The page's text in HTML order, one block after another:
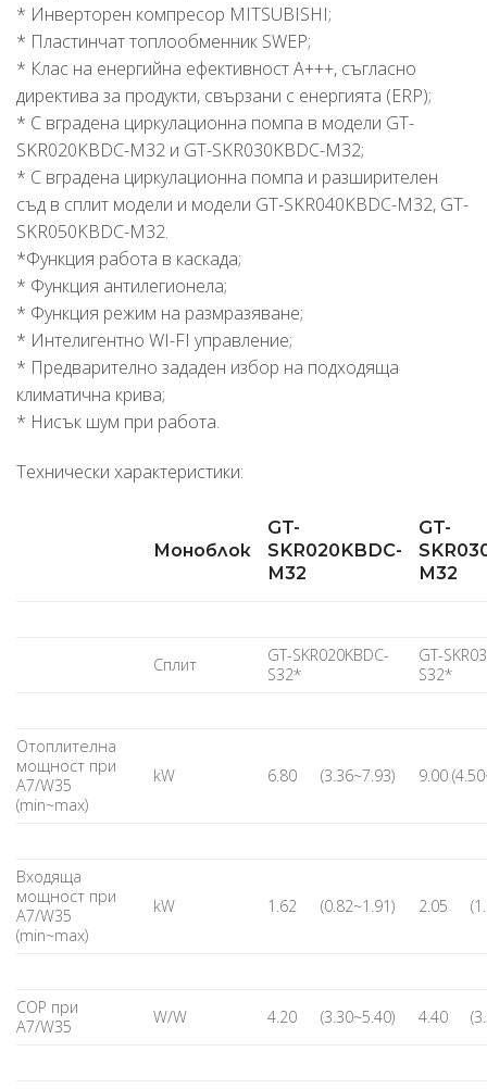
* Инверторен компресор MITSUBISHI;
* Пластинчат топлообменник SWEP;
* Клас на енергийна ефективност A+++, съгласно
директива за продукти, свързани с енергията (ERP);
* С вградена циркулационна помпа в модели GT-
SKR020KBDC-M32 и GT-SKR030KBDC-M32;
* С вградена циркулационна помпа и разширителен
съд в сплит модели и модели GT-SKR040KBDC-M32, GT-
SKR050KBDC-M32.
*Функция работа в каскада;
* Функция антилегионела;
* Функция режим на размразяване;
* Интелигентно WI-FI управление;
* Предварително зададен избор на подходяща
климатична крива;
* Нисък шум при работа.
Технически характеристики:
Моноблок
GT-
SKR020KBDC-
М32
GT-
М32
Сплит
GT-SKR020KBDC-
S32*
GT-
S32*
Отоплителна
мощност при
А7/W35
(min~max)
kW 6.80 (3.36~7.93) 9.00
Входяща
мощност при
А7/W35
(min~max)
kW 1.62 (0.82~1.91) 2.05
COP при
А7/W35
W/W 4.20 (3.30~5.40) 4.40